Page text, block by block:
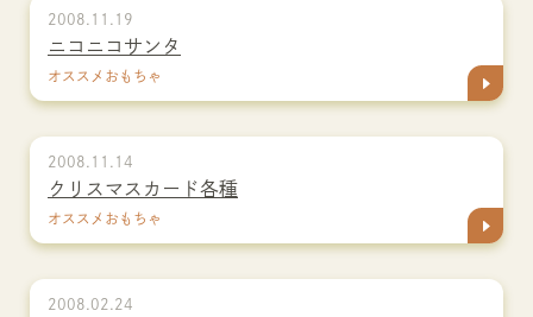
2008.11.19
ニコニコサンタ
オススメおもちゃ
2008.11.14
クリスマスカード各種
オススメおもちゃ
2008.02.24